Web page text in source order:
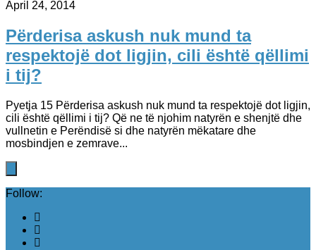
April 24, 2014
Përderisa askush nuk mund ta
respektojë dot ligjin, cili është qëllimi
i tij?
Pyetja 15 Përderisa askush nuk mund ta respektojë dot ligjin,
cili është qëllimi i tij? Që ne të njohim natyrën e shenjtë dhe
vullnetin e Perëndisë si dhe natyrën mëkatare dhe
mosbindjen e zemrave...
Follow: